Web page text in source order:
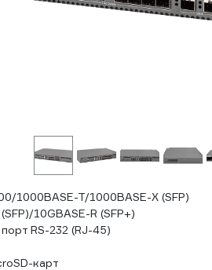
1000BASE-T/1000BASE-X (SFP)
10GBASE-R (SFP+)
RS-232 (RJ-45)
карт